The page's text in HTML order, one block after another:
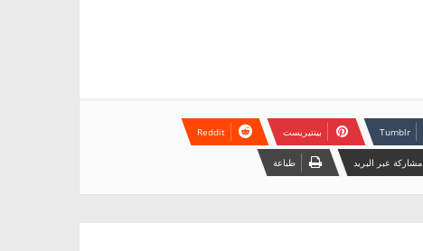
بينتيريست
مشاركة عبر البريد طباعة